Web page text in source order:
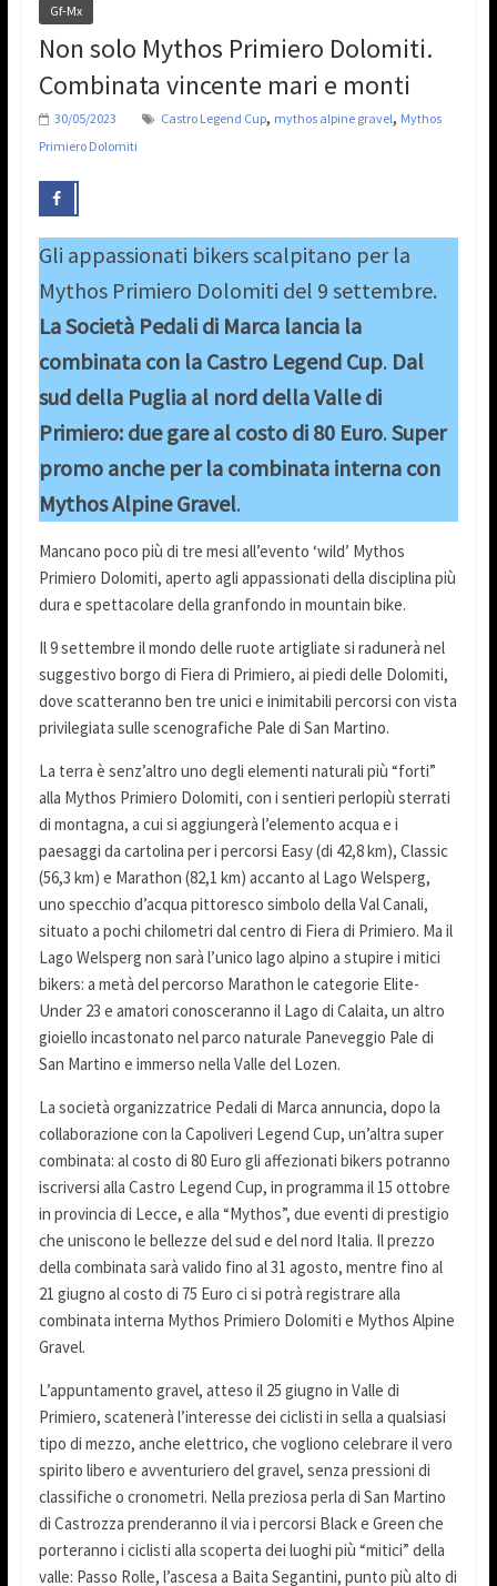
Gf-Mx
Non solo Mythos Primiero Dolomiti.
Combinata vincente mari e monti
30/05/2023 Castro Legend Cup, mythos alpine gravel, Mythos
Primiero Dolomiti
Gli appassionati bikers scalpitano per la
Mythos Primiero Dolomiti del 9 settembre.
La Società Pedali di Marca lancia la
combinata con la Castro Legend Cup. Dal
sud della Puglia al nord della Valle di
Primiero: due gare al costo di 80 Euro. Super
promo anche per la combinata interna con
Mythos Alpine Gravel.
Mancano poco più di tre mesi all’evento ‘wild’ Mythos
Primiero Dolomiti, aperto agli appassionati della disciplina più
dura e spettacolare della granfondo in mountain bike.
Il 9 settembre il mondo delle ruote artigliate si radunerà nel
suggestivo borgo di Fiera di Primiero, ai piedi delle Dolomiti,
dove scatteranno ben tre unici e inimitabili percorsi con vista
privilegiata sulle scenografiche Pale di San Martino.
La terra è senz’altro uno degli elementi naturali più “forti”
alla Mythos Primiero Dolomiti, con i sentieri perlopiù sterrati
di montagna, a cui si aggiungerà l’elemento acqua e i
paesaggi da cartolina per i percorsi Easy (di 42,8 km), Classic
(56,3 km) e Marathon (82,1 km) accanto al Lago Welsperg,
uno specchio d’acqua pittoresco simbolo della Val Canali,
situato a pochi chilometri dal centro di Fiera di Primiero. Ma il
Lago Welsperg non sarà l’unico lago alpino a stupire i mitici
bikers: a metà del percorso Marathon le categorie Elite-
Under 23 e amatori conosceranno il Lago di Calaita, un altro
gioiello incastonato nel parco naturale Paneveggio Pale di
San Martino e immerso nella Valle del Lozen.
La società organizzatrice Pedali di Marca annuncia, dopo la
collaborazione con la Capoliveri Legend Cup, un’altra super
combinata: al costo di 80 Euro gli affezionati bikers potranno
iscriversi alla Castro Legend Cup, in programma il 15 ottobre
in provincia di Lecce, e alla “Mythos”, due eventi di prestigio
che uniscono le bellezze del sud e del nord Italia. Il prezzo
della combinata sarà valido fino al 31 agosto, mentre fino al
21 giugno al costo di 75 Euro ci si potrà registrare alla
combinata interna Mythos Primiero Dolomiti e Mythos Alpine
Gravel.
L’appuntamento gravel, atteso il 25 giugno in Valle di
Primiero, scatenerà l’interesse dei ciclisti in sella a qualsiasi
tipo di mezzo, anche elettrico, che vogliono celebrare il vero
spirito libero e avventuriero del gravel, senza pressioni di
classifiche o cronometri. Nella preziosa perla di San Martino
di Castrozza prenderanno il via i percorsi Black e Green che
porteranno i ciclisti alla scoperta dei luoghi più “mitici” della
valle: Passo Rolle, l’ascesa a Baita Segantini, punto più alto di